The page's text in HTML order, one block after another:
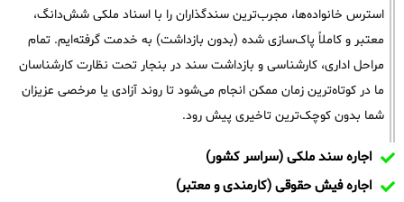
استرس خانواده‌ها، مجرب‌ترین سندگذاران را با اسناد ملکی شش‌دانگ،
معتبر و کاملاً پاک‌سازی شده (بدون بازداشت) به خدمت گرفته‌ایم. تمام
مراحل اداری، کارشناسی و بازداشت سند در بنجار تحت نظارت کارشناسان
ما در کوتاه‌ترین زمان ممکن انجام می‌شود تا روند آزادی یا مرخصی عزیزان
شما بدون کوچک‌ترین تاخیری پیش رود.
اجاره سند ملکی (سراسر کشور)
اجاره فیش حقوقی (کارمندی و معتبر)